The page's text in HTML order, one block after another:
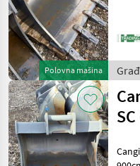
Polovna mašina